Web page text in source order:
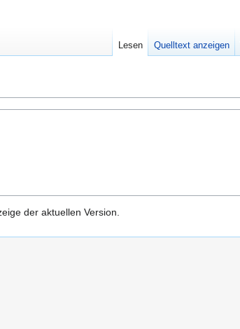
der aktuellen Version.
Lesen Quelltext anzeigen